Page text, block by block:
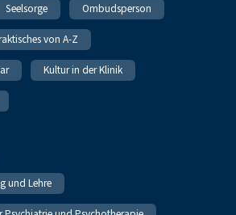
Seelsorge Ombudsperson
von A-Z
Kultur in der Klinik
und Lehre